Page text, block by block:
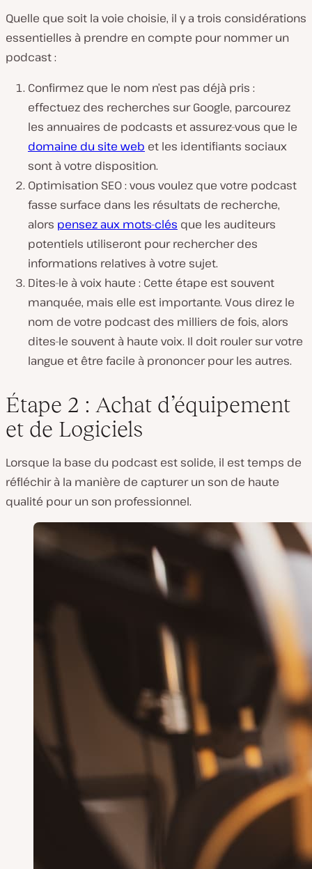
Quelle que soit la voie choisie, il y a trois considérations
essentielles à prendre en compte pour nommer un
podcast :
Confirmez que le nom n’est pas déjà pris :
effectuez des recherches sur Google, parcourez
les annuaires de podcasts et assurez-vous que le
domaine du site web et les identifiants sociaux
sont à votre disposition.
Optimisation SEO : vous voulez que votre podcast
fasse surface dans les résultats de recherche,
alors pensez aux mots-clés que les auditeurs
potentiels utiliseront pour rechercher des
informations relatives à votre sujet.
Dites-le à voix haute : Cette étape est souvent
manquée, mais elle est importante. Vous direz le
nom de votre podcast des milliers de fois, alors
dites-le souvent à haute voix. Il doit rouler sur votre
langue et être facile à prononcer pour les autres.
Étape 2 : Achat d’équipement
et de Logiciels
Lorsque la base du podcast est solide, il est temps de
réfléchir à la manière de capturer un son de haute
qualité pour un son professionnel.